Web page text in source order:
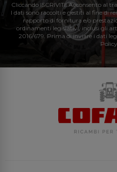
Cliccando ISCRIVITI: Acconsento al
I dati sono raccolti e gestiti al fine di
rapporto di fornitura e/o
ordinamenti legislativi, inclusi gli
2016/679. Prima di inviare i dati
Policy.